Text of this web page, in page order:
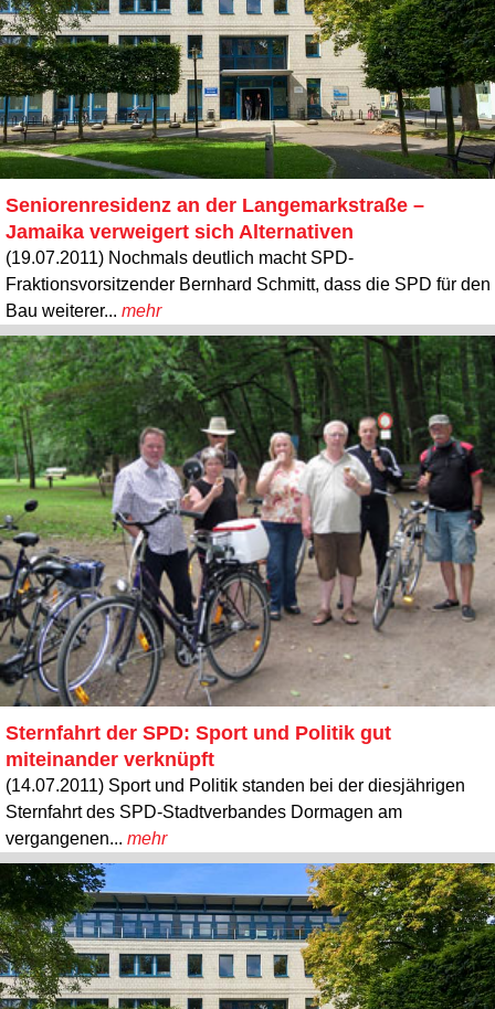
Seniorenresidenz an der Langemarkstraße –
Jamaika verweigert sich Alternativen
(19.07.2011) Nochmals deutlich macht SPD-
Fraktionsvorsitzender Bernhard Schmitt, dass die SPD für den
Bau weiterer... mehr
Sternfahrt der SPD: Sport und Politik gut
miteinander verknüpft
(14.07.2011) Sport und Politik standen bei der diesjährigen
Sternfahrt des SPD-Stadtverbandes Dormagen am
vergangenen... mehr